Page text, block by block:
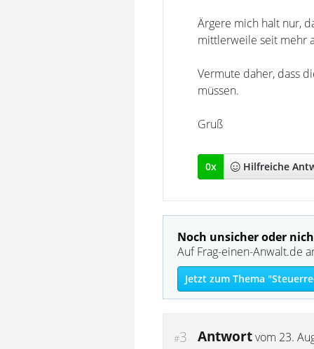
Ärgere mich halt nur,
mittlerweile seit mehr
Vermute daher, dass
müssen.
Gruß
0x Hilfreiche
Noch unsicher oder
Auf Frag-einen-Anwalt.de
Jetzt zum Thema
#3 Antwortvom 23.